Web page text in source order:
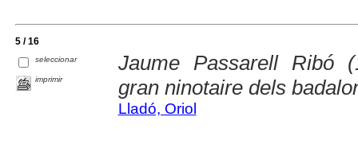
5 / 16
seleccionar
imprimir
Jaume Passarell Ribó
gran ninotaire dels
Lladó, Oriol